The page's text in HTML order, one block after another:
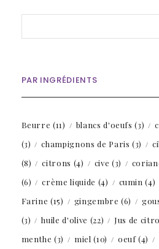
PAR INGRÉDIENTS
Beurre (11) blancs d'oeufs (3)
(3)
champignons de Paris (3)
(8)
citrons (4) cive (3)
(6)
crème liquide (4) cumin (4)
Farine (15) gingembre (6)
(3)
huile d'olive (22) Jus de
menthe (3) miel (10) oeuf(4)